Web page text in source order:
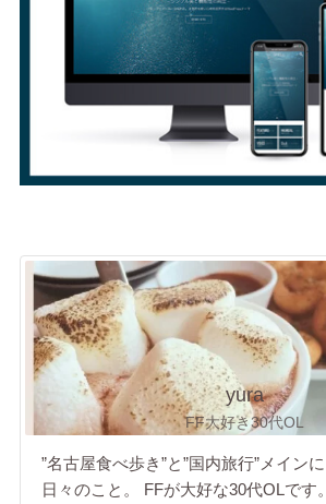
yura
FF大好き30代OL
”名古屋食べ歩き”と”国内旅行”メインに
日々のこと。 FFが大好な30代OLです。